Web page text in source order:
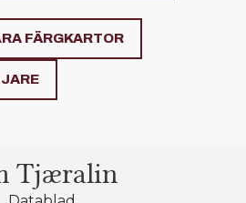
FÄRGKARTOR
Tjæralin